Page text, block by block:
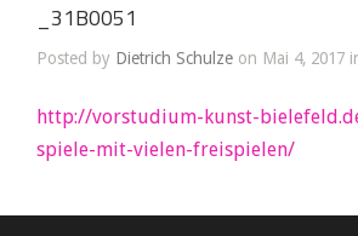
_31B0051
Posted by Dietrich Schulze on Mai 4, 2017
http://vorstudium-kunst-
spiele-mit-vielen-freispielen/